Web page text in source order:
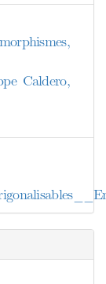
Caldero,